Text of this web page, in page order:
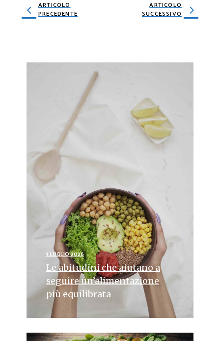
ARTICOLO
PRECEDENTE
ARTICOLO
SUCCESSIVO
1 LUGLIO 2026
Le abitudini che aiutano a
seguire un’alimentazione
più equilibrata